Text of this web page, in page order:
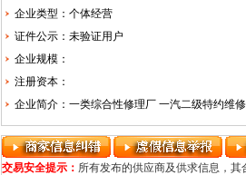
企业类型：个体经营
证件公示：未验证用户
企业规模：
注册资本：
企业简介：一类综合性修理厂 一汽二级特约维
交易安全提示： 所有发布的供应商及供求信息，